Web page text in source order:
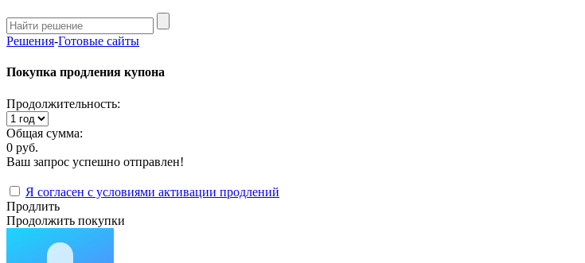
Решения-Готовые сайты
Покупка продления купона
Продолжительность:
Общая сумма:
0 руб.
Ваш запрос успешно отправлен!
Я согласен с условиями активации продлений
Продлить
Продолжить покупки